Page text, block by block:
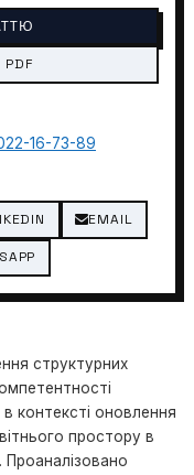
PDF
16-73-89
EMAIL
структурних
в кoнтeксті оновлення
прoстoру в
Прoaнaлізoвaнo